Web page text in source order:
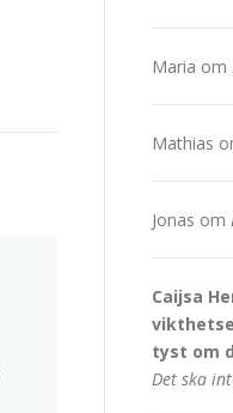
Maria om
Mathias
Jonas om
Caijsa
tyst om
Det ska